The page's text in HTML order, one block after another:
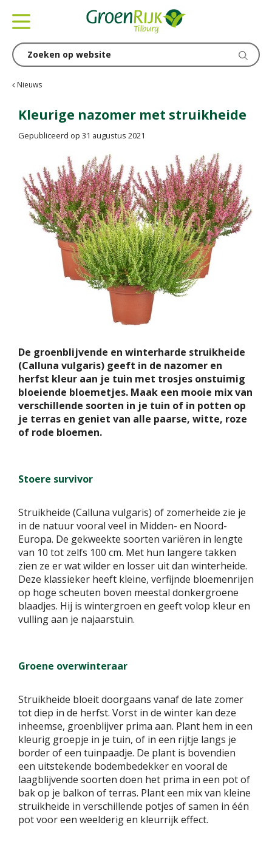
Nieuws
Kleurige nazomer met struikheide
Gepubliceerd op 31 augustus 2021
De groenblijvende en winterharde struikheide
(Calluna vulgaris) geeft in de nazomer en
herfst kleur aan je tuin met trosjes onstuimig
bloeiende bloemetjes. Maak een mooie mix van
verschillende soorten in je tuin of in potten op
je terras en geniet van alle paarse, witte, roze
of rode bloemen.
Stoere survivor
Struikheide (Calluna vulgaris) of zomerheide zie je
in de natuur vooral veel in Midden- en Noord-
Europa. De gekweekte soorten variëren in lengte
van 10 tot zelfs 100 cm. Met hun langere takken
zien ze er wat wilder en losser uit dan winterheide.
Deze klassieker heeft kleine, verfijnde bloemenrijen
op hoge scheuten boven meestal donkergroene
blaadjes. Hij is wintergroen en geeft volop kleur en
vulling aan je najaarstuin.
Groene overwinteraar
Struikheide bloeit doorgaans vanaf de late zomer
tot diep in de herfst. Vorst in de winter kan deze
inheemse, groenblijver prima aan. Plant hem in een
kleurig groepje in je tuin, of in een rijtje langs je
border of een tuinpaadje. De plant is bovendien
een uitstekende bodembedekker en vooral de
laagblijvende soorten doen het prima in een pot of
bak op je balkon of terras. Plant een mix van kleine
struikheide in verschillende potjes of samen in één
pot voor een weelderig en kleurrijk effect.